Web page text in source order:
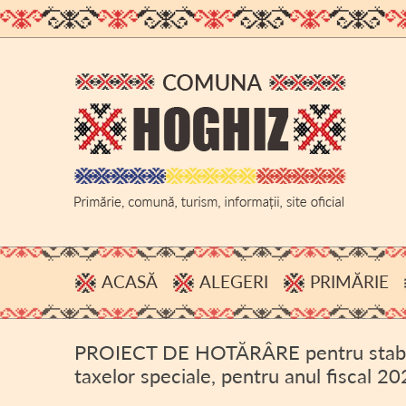
ACASĂ ALEGERI
PROCESE VERBALE,
HOTĂRÂRI B.E.C.
PRIMĂRIE
BUGET
PROIECT DE HOTĂRÂRE pentru
taxelor speciale, pentru anul fiscal